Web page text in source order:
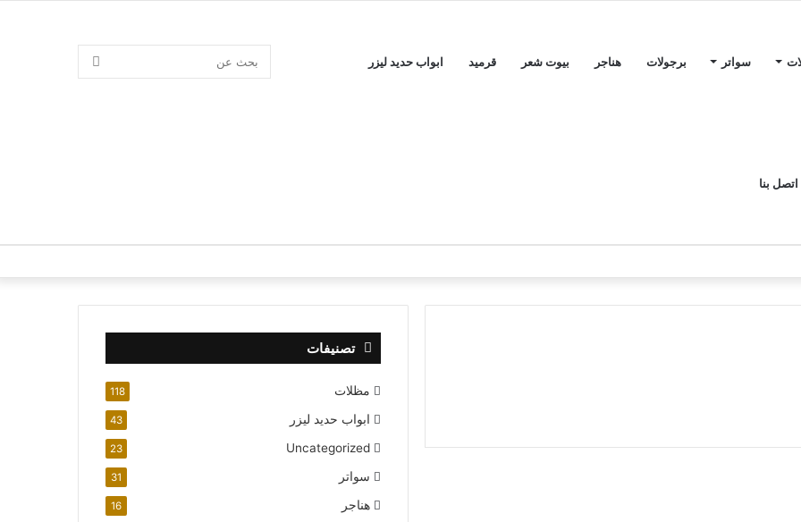
سواتر برجولات هناجر بيوت شعر قرميد ابواب حديد ليزر
اتصل بنا
تصنيفات
مظلات 118
ابواب حديد ليزر 43
Uncategorized
23
سواتر 31
هناجر 16